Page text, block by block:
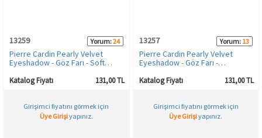
13259 Yorum:24
Pierre Cardin Pearly Velvet
Eyeshadow - Göz Farı - Soft
Katalog Fiyatı 131,00 TL
Girişimci fiyatını görmek için
Üye Girişiyapınız.
13257 Yorum: 13
Pierre Cardin Pearly Velvet
Eyeshadow - Göz Farı -
Katalog Fiyatı 131,00 TL
Girişimci fiyatını görmek için
Üye Girişiyapınız.